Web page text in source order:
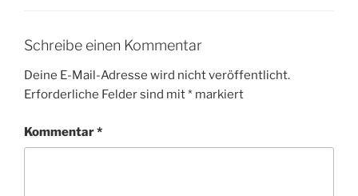
Schreibe einen Kommentar
Deine E-Mail-Adresse wird nicht veröffentlicht.
Erforderliche Felder sind mit* markiert
Kommentar*